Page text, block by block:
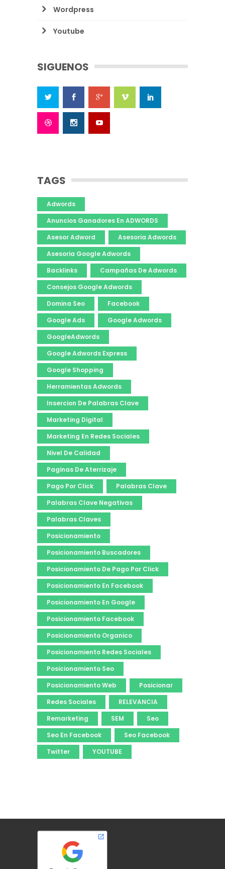
Wordpress
Youtube
SIGUENOS
TAGS
Adwords
Anuncios Ganadores En ADWORDS
Asesor Adword
Asesoria Adwords
Asesoria Google Adwords
Backlinks
Campañas De Adwords
Consejos Google Adwords
Domina Seo
Facebook
Google Ads
Google Adwords
GoogleAdwords
Google Adwords Express
Google Shopping
Herramientas Adwords
Insercion De Palabras Clave
Marketing Digital
Marketing En Redes Sociales
Nivel De Calidad
Paginas De Aterrizaje
Pago Por Click
Palabras Clave
Palabras Clave Negativas
Palabras Claves
Posicionamiento
Posicionamiento Buscadores
Posicionamiento De Pago Por Click
Posicionamiento En Facebook
Posicionamiento En Google
Posicionamiento Facebook
Posicionamiento Organico
Posicionamiento Redes Sociales
Posicionamiento Seo
Posicionamiento Web
Posicionar
Redes Sociales
RELEVANCIA
Remarketing
SEM
Seo
Seo En Facebook
Seo Facebook
Twitter
YOUTUBE